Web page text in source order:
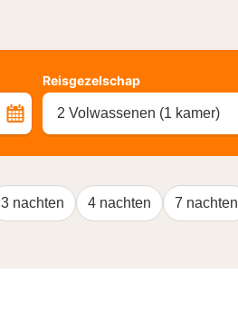
Reisgezelschap
2 Volwassenen (1 kamer)
3 nachten 4 nachten 7 nachten